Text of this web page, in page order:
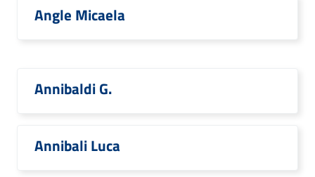
Angle Micaela
Annibaldi G.
Annibali Luca